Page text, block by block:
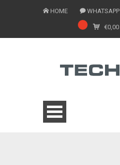
HOME WHATSAPP
€0,00